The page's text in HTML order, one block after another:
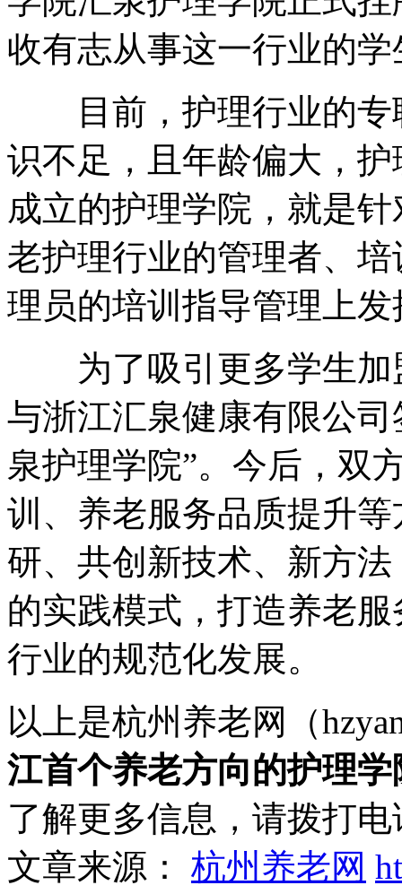
收有志从事这一行业的学
目前，护理行业的专
识不足，且年龄偏大，
成立的护理学院，就是
老护理行业的管理者、
理员的培训指导管理上
为了吸引更多学生加
与浙江汇泉健康有限公
泉护理学院”。今后，双
训、养老服务品质提升
研、共创新技术、新方
的实践模式，打造养老
行业的规范化发展。
以上是杭州养老网（
江首个养老方向的护理学
了解更多信息，请拨打
文章来源： 杭州养老网